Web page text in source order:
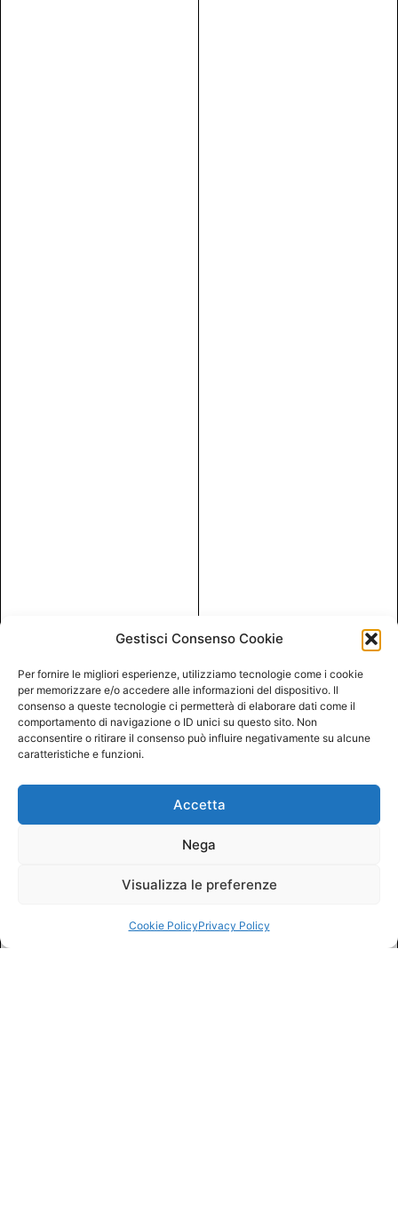
Gestisci Consenso Cookie
Per fornire le migliori esperienze, utilizziamo tecnologie come i cookie
per memorizzare e/o accedere alle informazioni del dispositivo. Il
consenso a queste tecnologie ci permetterà di elaborare dati come il
comportamento di navigazione o ID unici su questo sito. Non
acconsentire o ritirare il consenso può influire negativamente su alcune
caratteristiche e funzioni.
Accetta
Nega
Visualizza le preferenze
Cookie PolicyPrivacy Policy